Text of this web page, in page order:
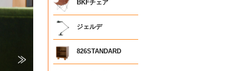
BKFチェア
ジェルデ
826STANDARD